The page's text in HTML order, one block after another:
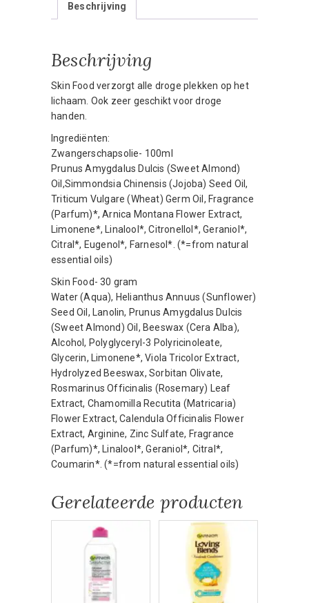
Beschrijving
Beschrijving
Skin Food verzorgt alle droge plekken op het
lichaam. Ook zeer geschikt voor droge
handen.
Ingrediënten:
Zwangerschapsolie- 100ml
Prunus Amygdalus Dulcis (Sweet Almond)
Oil,Simmondsia Chinensis (Jojoba) Seed Oil,
Triticum Vulgare (Wheat) Germ Oil, Fragrance
(Parfum)*, Arnica Montana Flower Extract,
Limonene*, Linalool*, Citronellol*, Geraniol*,
Citral*, Eugenol*, Farnesol*. (*=from natural
essential oils)
Skin Food- 30 gram
Water (Aqua), Helianthus Annuus (Sunflower)
Seed Oil, Lanolin, Prunus Amygdalus Dulcis
(Sweet Almond) Oil, Beeswax (Cera Alba),
Alcohol, Polyglyceryl-3 Polyricinoleate,
Glycerin, Limonene*, Viola Tricolor Extract,
Hydrolyzed Beeswax, Sorbitan Olivate,
Rosmarinus Officinalis (Rosemary) Leaf
Extract, Chamomilla Recutita (Matricaria)
Flower Extract, Calendula Officinalis Flower
Extract, Arginine, Zinc Sulfate, Fragrance
(Parfum)*, Linalool*, Geraniol*, Citral*,
Coumarin*. (*=from natural essential oils)
Gerelateerde producten